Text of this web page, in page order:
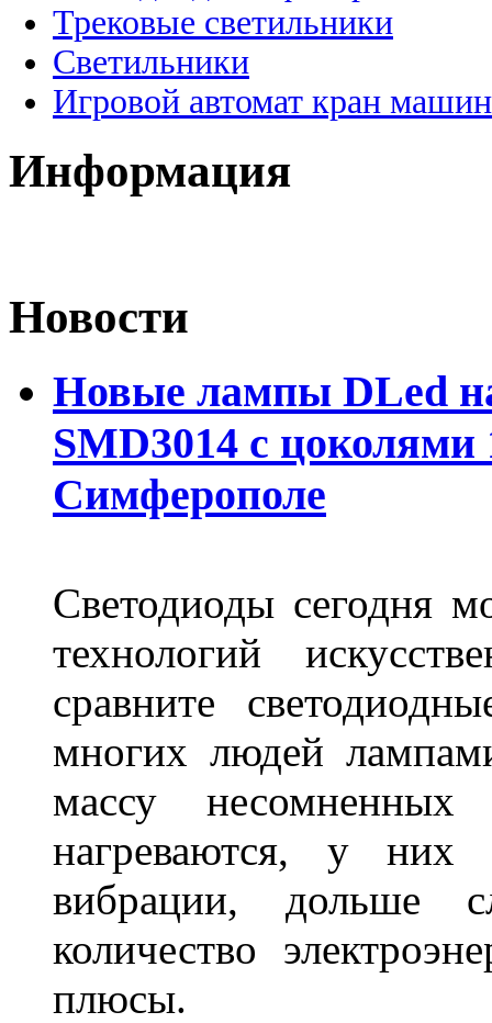
Трековые светильники
Светильники
Игровой автомат кран
Информация
Новости
Новые лампы DLed
SMD3014 с цоколями
Симферополе
Светодиоды сегодня
технологий
сравните
многих людей
массу
нагреваются, у них
вибрации, дольше
количество
плюсы.